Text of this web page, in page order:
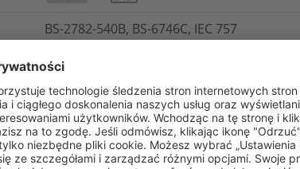
BS-2782-540B, BS-6746C, IEC 757
UL 94 V0 (3 mm)
Nie
5975-99-765-2599
-65°C do +105°C, krótkotrwale +135°C